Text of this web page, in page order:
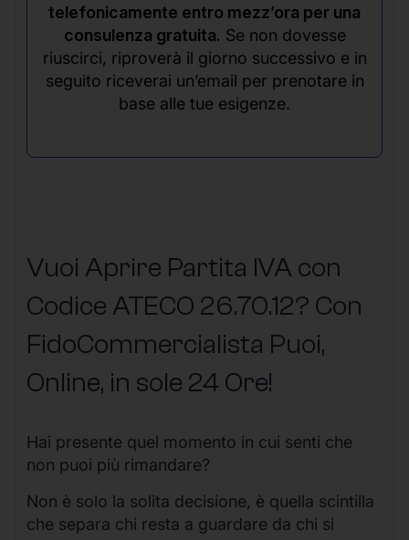
telefonicamente entro mezz’ora per una
consulenza gratuita. Se non dovesse
riuscirci, riproverà il giorno successivo e in
seguito riceverai un’email per prenotare in
base alle tue esigenze.
Vuoi Aprire Partita IVA con
Codice ATECO 26.70.12? Con
FidoCommercialista Puoi,
Online, in sole 24 Ore!
Hai presente quel momento in cui senti che
non puoi più rimandare?
Non è solo la solita decisione, è quella scintilla
che separa chi resta a guardare da chi si